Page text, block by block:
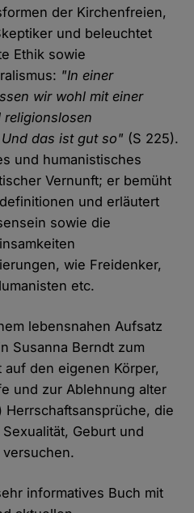
der Kirchenfreien,
und beleuchtet
Ethik sowie
"In einer
wir wohl mit einer
das ist gut so" (S 225).
und humanistisches
Vernunft; er bemüht
und erläutert
sowie die
wie Freidenker,
etc.
lebensnahen Aufsatz
Susanna Berndt zum
den eigenen Körper,
und zur Ablehnung alter
Herrschaftsansprüche, die
Geburt und
informatives Buch mit